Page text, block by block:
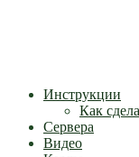
Инструкции
Как
Сервера
Видео